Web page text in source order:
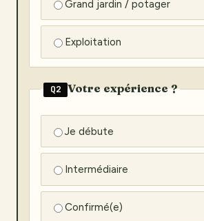
Grand jardin / potager
Exploitation
Q2 Votre expérience ?
Je débute
Intermédiaire
Confirmé(e)